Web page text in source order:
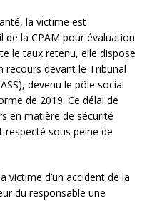
la victime est
de la CPAM pour évaluation
le taux retenu, elle dispose
recours devant le Tribunal
devenu le pôle social
de 2019. Ce délai de
en matière de sécurité
sous peine de
victime d’un accident de la
du responsable une